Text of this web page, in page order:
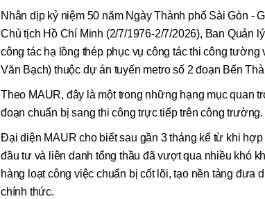
Nhân dịp kỷ niệm 50 năm Ngày Thành phố Sài Gòn -
Chủ tịch Hồ Chí Minh (2/7/1976-2/7/2026), Ban Quản
công tác hạ lồng thép phục vụ công tác thi công
Văn Bạch) thuộc dự án tuyến metro số 2 đoạn Bến
Theo MAUR, đây là một trong những hạng mục quan
đoạn chuẩn bị sang thi công trực tiếp trên công trường.
Đại diện MAUR cho biết sau gần 3 tháng kể từ khi
đầu tư và liên danh tổng thầu đã vượt qua nhiều khó
hàng loạt công việc chuẩn bị cốt lõi, tạo nền tảng đưa
chính thức.